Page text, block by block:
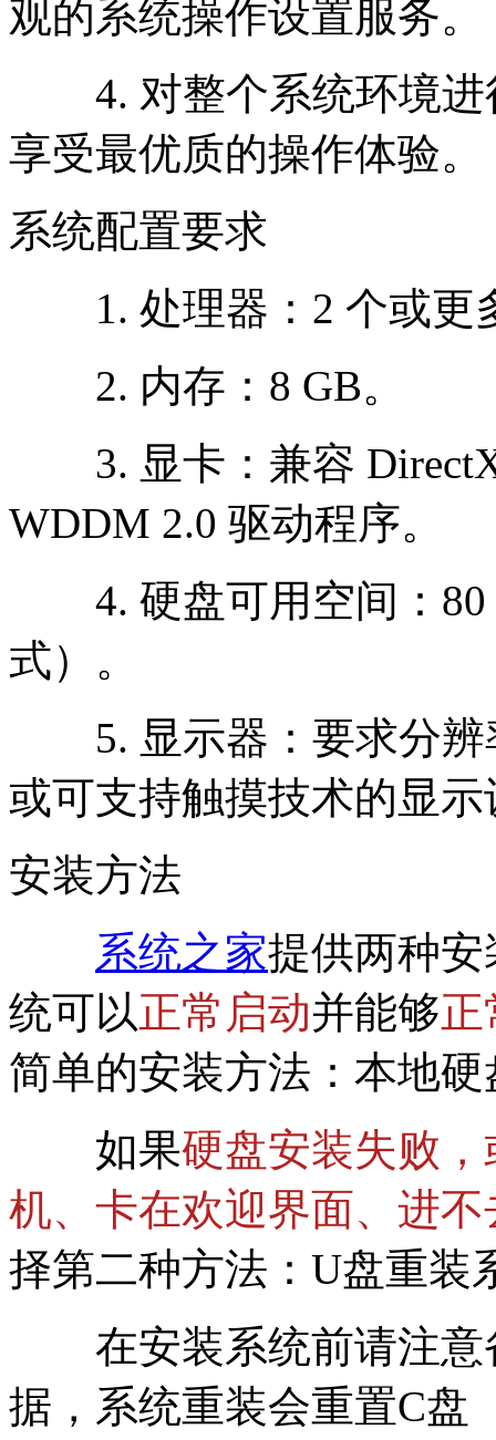
观的系统操作设置服务。
4. 对整个系统环境进
享受最优质的操作体验。
系统配置要求
1. 处理器：2 个或更
2. 内存：8 GB。
3. 显卡：兼容 DirectX
WDDM 2.0 驱动程序。
4. 硬盘可用空间：80
式）。
5. 显示器：要求分辨
或可支持触摸技术的显示
安装方法
系统之家提供两种安
统可以正常启动并能够正
简单的安装方法：本地
如果硬盘安装失败
机、卡在欢迎界面、进
择第二种方法：U盘重装
在安装系统前请注意
据，系统重装会重置C盘